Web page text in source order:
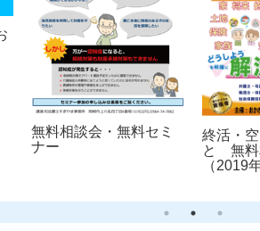
無料相談会・無料セミ
ナー
終活・
と 無
（2019